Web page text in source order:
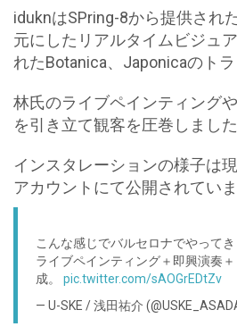
iduknはSPring-8から提供され
元にしたリアルタイムビジュ
れたBotanica、Japonicaのトラ
林氏のライブペインティング
を引き立て観客を圧巻しました
インスタレーションの様子は
アカウントにて公開されていま
こんな感じでバルセロナでやってき
ライブペインティング＋即興演奏
成。 pic.twitter.com/sAOGrEDtZv
— U-SKE / 浅田祐介